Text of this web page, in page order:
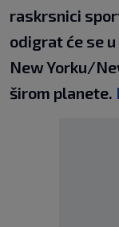
raskrsnici
odigrat će se
New Yorku/
širom planete.